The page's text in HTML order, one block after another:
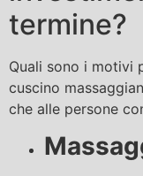
termine?
Quali sono i motivi
cuscino
che alle persone